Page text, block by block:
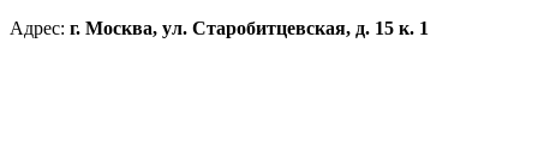
Адрес: г. Москва, ул. Старобитцевская, д. 15 к. 1